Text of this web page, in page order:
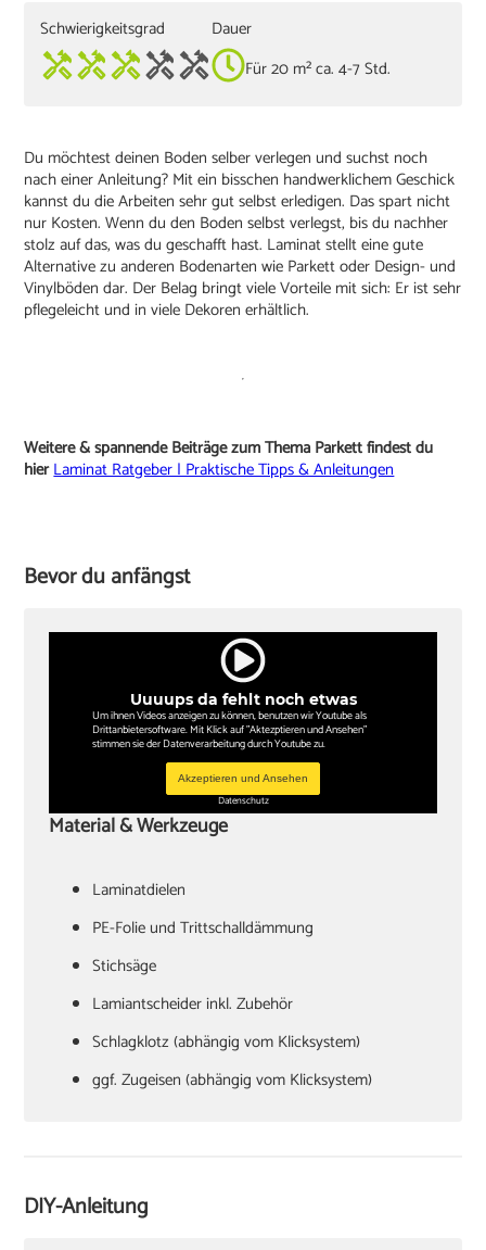
Schwierigkeitsgrad
Dauer
Für 20 m² ca. 4-7 Std.
Du möchtest deinen Boden selber verlegen und suchst noch
nach einer Anleitung? Mit ein bisschen handwerklichem Geschick
kannst du die Arbeiten sehr gut selbst erledigen. Das spart nicht
nur Kosten. Wenn du den Boden selbst verlegst, bis du nachher
stolz auf das, was du geschafft hast. Laminat stellt eine gute
Alternative zu anderen Bodenarten wie Parkett oder Design- und
Vinylböden dar. Der Belag bringt viele Vorteile mit sich: Er ist sehr
pflegeleicht und in viele Dekoren erhältlich.
Weitere & spannende Beiträge zum Thema Parkett findest du
hierLaminat Ratgeber | Praktische Tipps & Anleitungen
Bevor du anfängst
Uuuups da fehlt noch etwas
Um ihnen Videos anzeigen zu können, benutzen wir Youtube als
Drittanbietersoftware. Mit Klick auf "Aktezptieren und Ansehen"
stimmen sie der Datenverarbeitung durch Youtube zu.
Akzeptieren und Ansehen
Datenschutz
Material & Werkzeuge
Laminatdielen
PE-Folie und Trittschalldämmung
Stichsäge
Lamiantscheider inkl. Zubehör
Schlagklotz (abhängig vom Klicksystem)
ggf. Zugeisen (abhängig vom Klicksystem)
Cuttermesser
DIY-Anleitung